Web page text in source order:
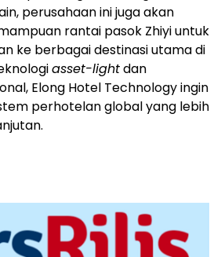
perusahaan ini juga akan
rantai pasok Zhiyi untuk
ke berbagai destinasi utama di
asset-lightdan
Elong Hotel Technology ingin
perhotelan global yang lebih